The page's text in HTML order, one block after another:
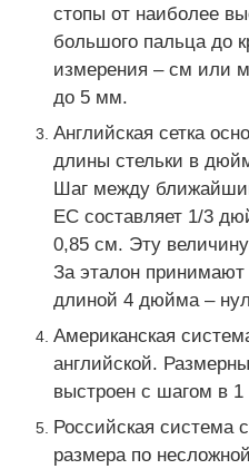
стопы от наиболее
большого пальца до
измерения – см или
до 5 мм.
Английская сетка
длины стельки в
Шаг между
ЕС составляет 1/3
0,85 см. Эту
За эталон принимают
длиной 4 дюйма –
Американская
английской.
выстроен с шагом в 1
Российская система
размера по